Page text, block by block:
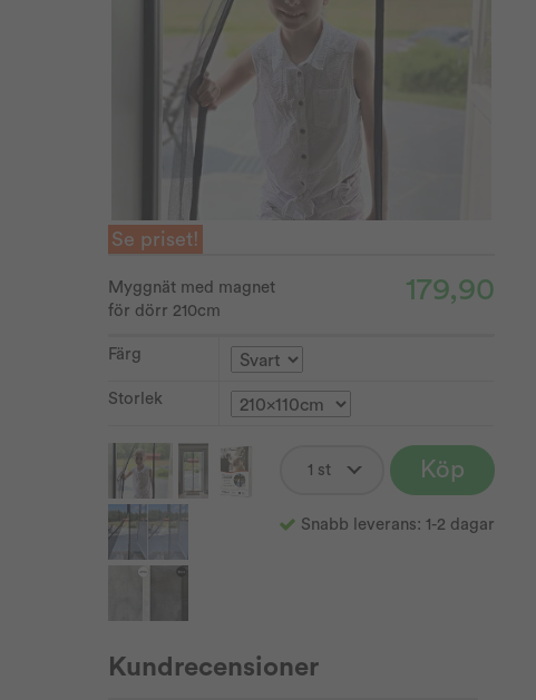
Se priset!
Myggnät med magnet
för dörr 210cm
179,90
Färg
Storlek
Köp
Snabb leverans: 1-2 dagar
Kundrecensioner